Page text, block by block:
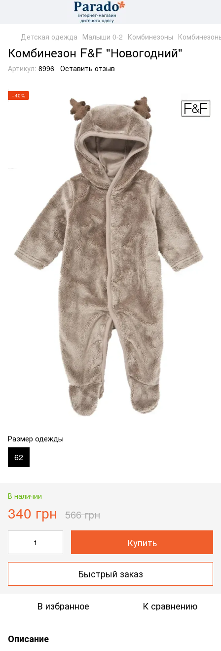
Детская одежда Малыши 0-2 Комбинезоны
Комбинезон F&F "Новогодний"
Артикул: 8996 Оставить отзыв
−40%
Размер одежды
62
В наличии
340 грн 566 грн
Купить
Быстрый заказ
В избранное К сравнению
Описание